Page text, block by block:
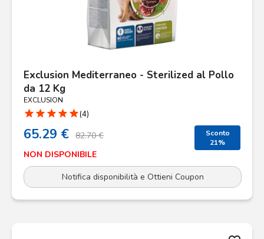
Exclusion Mediterraneo - Sterilized al Pollo
da 12 Kg
EXCLUSION
star star star star star(4)
65.29 € 82.70 €
Sconto
21%
NON DISPONIBILE
Notifica disponibilità e Ottieni Coupon